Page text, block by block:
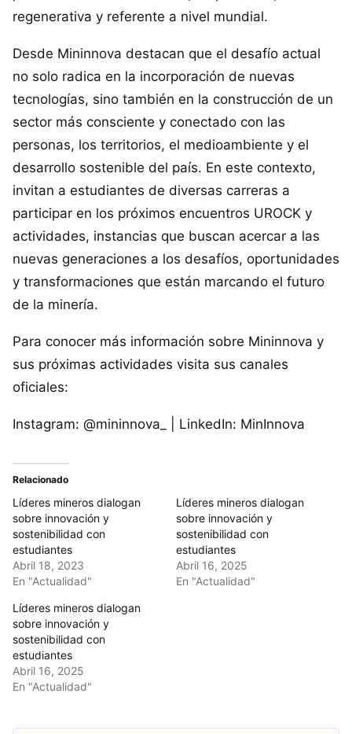
regenerativa y referente a nivel mundial.
Desde Mininnova destacan que el desafío actual
no solo radica en la incorporación de nuevas
tecnologías, sino también en la construcción de un
sector más consciente y conectado con las
personas, los territorios, el medioambiente y el
desarrollo sostenible del país. En este contexto,
invitan a estudiantes de diversas carreras a
participar en los próximos encuentros UROCK y
actividades, instancias que buscan acercar a las
nuevas generaciones a los desafíos, oportunidades
y transformaciones que están marcando el futuro
de la minería.
Para conocer más información sobre Mininnova y
sus próximas actividades visita sus canales
oficiales:
Instagram: @mininnova_ | LinkedIn: MinInnova
Relacionado
Líderes mineros dialogan
sobre innovación y
sostenibilidad con
estudiantes
Abril 18, 2023
En "Actualidad"
Líderes mineros dialogan
sobre innovación y
sostenibilidad con
estudiantes
Abril 16, 2025
En "Actualidad"
Líderes mineros dialogan
sobre innovación y
sostenibilidad con
estudiantes
Abril 16, 2025
En "Actualidad"